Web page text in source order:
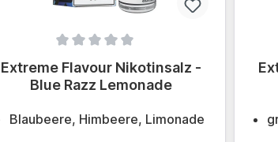
Durchschnittliche Bewertung von 0 von 5
Extreme Flavour Nikotinsalz -
Blue Razz Lemonade
Blaubeere, Himbeere, Limonade